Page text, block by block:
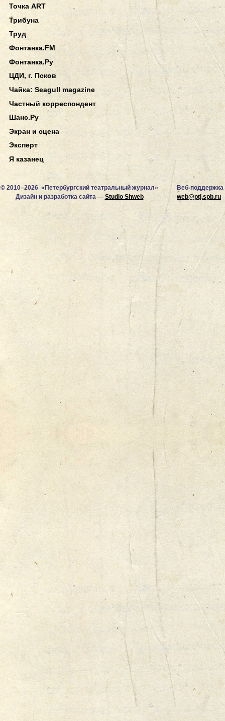
Точка ART
Трибуна
Труд
Фонтанка.FM
Фонтанка.Ру
ЦДИ, г. Псков
Чайка: Seagull magazine
Частный корреспондент
Шанс.Ру
Экран и сцена
Эксперт
Я казанец
© 2010–2026 «Петербургский театральный журнал»
Дизайн и разработка сайта — Studio Shweb
Веб-поддержка
web@ptj.spb.ru